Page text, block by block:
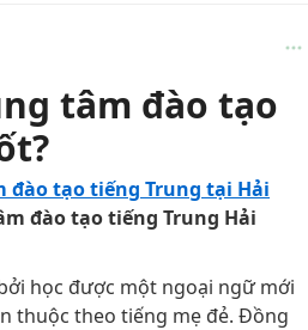
tâm đào tạo
đào tạo tiếng Trung tại Hải
đào tạo tiếng Trung Hải
học được một ngoại ngữ mới
thuộc theo tiếng mẹ đẻ. Đồng